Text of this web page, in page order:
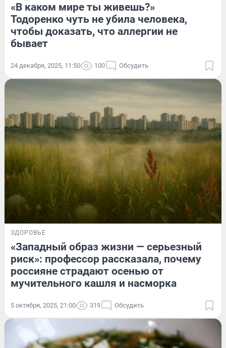
«В каком мире ты живешь?»
Тодоренко чуть не убила человека,
чтобы доказать, что аллергии не
бывает
24 декабря, 2025, 11:50 100 Обсудить
ЗДОРОВЬЕ
«Западный образ жизни — серьезный
риск»: профессор рассказала, почему
россияне страдают осенью от
мучительного кашля и насморка
5 октября, 2025, 21:00 319 Обсудить